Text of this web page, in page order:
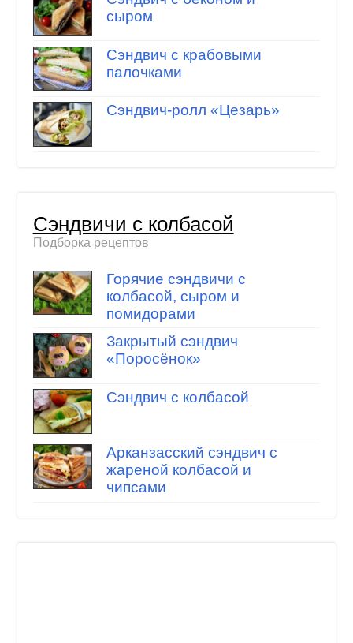
сыром
Сэндвич с крабовыми
палочками
Сэндвич-ролл «Цезарь»
Сэндвичи с колбасой
Подборка рецептов
Горячие сэндвичи с
колбасой, сыром и
помидорами
Закрытый сэндвич
«Поросёнок»
Сэндвич с колбасой
Арканзасский сэндвич с
жареной колбасой и
чипсами